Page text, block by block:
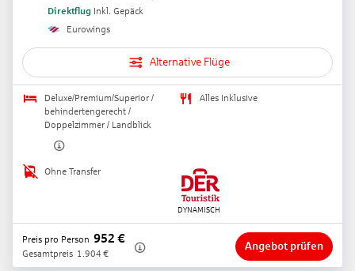
Direktflug Inkl. Gepäck
Eurowings
Alternative Flüge
Deluxe/Premium/Superior /
behindertengerecht /
Doppelzimmer / Landblick
Alles Inklusive
Ohne Transfer
Preis pro Person 952 €
Gesamtpreis 1.904 €
Angebot prüfen